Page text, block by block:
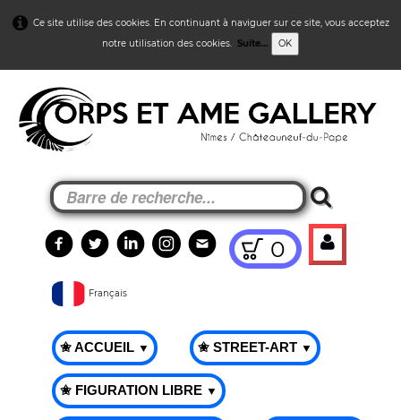
Ce site utilise des cookies. En continuant à naviguer sur ce site, vous acceptez
notre utilisation des cookies. Suite... OK
0
Français
✬ ACCUEIL ▼ ✬ STREET-ART ▼
✬ FIGURATION LIBRE ▼